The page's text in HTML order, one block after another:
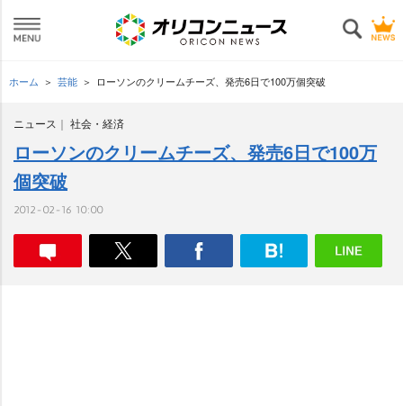
ホーム 芸能 ローソンのクリームチーズ、発売6日で100万個突破
ニュース 社会・経済
ローソンのクリームチーズ、発売6日で100万
個突破
2012-02-16 10:00